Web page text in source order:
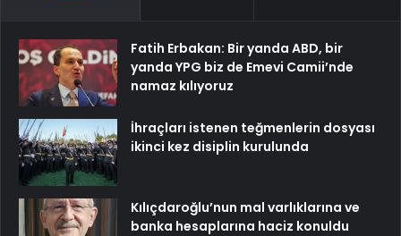
Fatih Erbakan: Bir yanda ABD, bir
yanda YPG biz de Emevi Camii’nde
namaz kılıyoruz
İhraçları istenen teğmenlerin dosyası
ikinci kez disiplin kurulunda
Kılıçdaroğlu’nun mal varlıklarına ve
banka hesaplarına haciz konuldu